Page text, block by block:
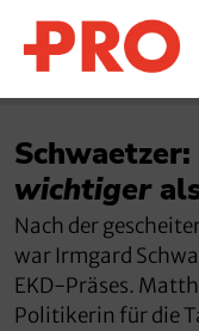
Schwaetzer:
wichtiger
Nach der
war Irmgard
EKD-Präses.
Politikerin für die